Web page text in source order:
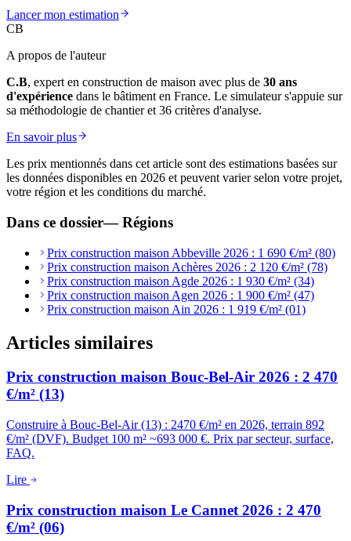
Lancer mon estimation
CB
A propos de l'auteur
C.B, expert en construction de maison avec plus de 30 ans
d'expérience dans le bâtiment en France. Le simulateur s'appuie sur
sa méthodologie de chantier et 36 critères d'analyse.
En savoir plus
Les prix mentionnés dans cet article sont des estimations basées sur
les données disponibles en 2026 et peuvent varier selon votre projet,
votre région et les conditions du marché.
Dans ce dossier—Régions
Prix construction maison Abbeville 2026 : 1 690 €/m² (80)
Prix construction maison Achères 2026 : 2 120 €/m² (78)
Prix construction maison Agde 2026 : 1 930 €/m² (34)
Prix construction maison Agen 2026 : 1 900 €/m² (47)
Prix construction maison Ain 2026 : 1 919 €/m² (01)
Articles similaires
Prix construction maison Bouc-Bel-Air 2026 : 2 470
€/m² (13)
Construire à Bouc-Bel-Air (13) : 2470 €/m² en 2026, terrain 892
€/m² (DVF). Budget 100 m² ~693 000 €. Prix par secteur, surface,
FAQ.
Lire
Prix construction maison Le Cannet 2026 : 2 470
€/m² (06)